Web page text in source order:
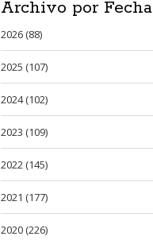
Archivo por Fecha
2026 (88)
2025 (107)
2024 (102)
2023 (109)
2022 (145)
2021 (177)
2020 (226)